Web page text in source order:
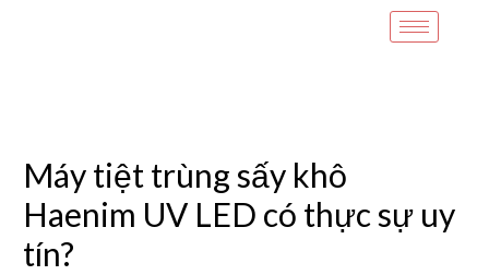
Máy tiệt trùng sấy khô
Haenim UV LED có thực sự uy
tín?